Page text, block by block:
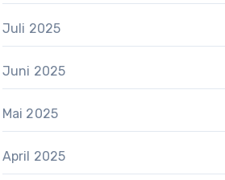
Juli 2025
Juni 2025
Mai 2025
April 2025